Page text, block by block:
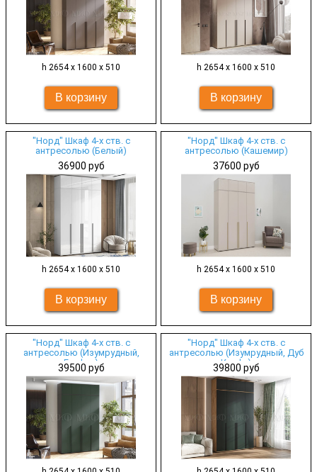
h 2654 х 1600 х 510 h 2654 х 1600 х 510
"Норд" Шкаф 4-х ств. с
антресолью (Белый)
36900 руб
h 2654 х 1600 х 510
"Норд" Шкаф 4-х ств. с
антресолью (Кашемир)
37600 руб
h 2654 х 1600 х 510
"Норд" Шкаф 4-х ств. с
антресолью (Изумрудный,
Графит)
39500 руб
"Норд" Шкаф 4-х ств. с
антресолью (Изумрудный, Дуб
Крафт)
39800 руб